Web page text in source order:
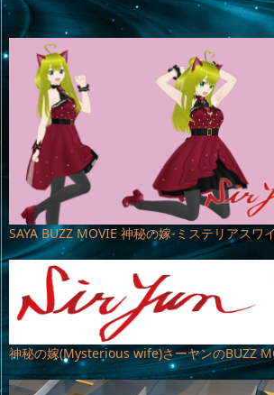
SAYA BUZZ MOVIE 神秘の嫁-ミステリアスワ
神秘の嫁(Mysterious wife)さーヤンのBUZZ